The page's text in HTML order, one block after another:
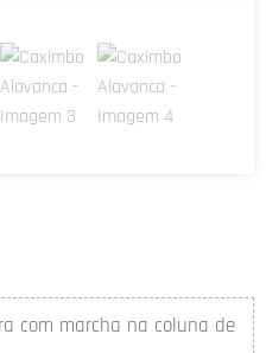
com marcha na coluna de